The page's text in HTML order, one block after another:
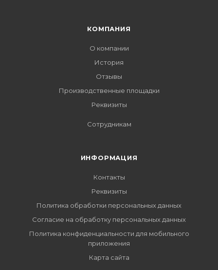
КОМПАНИЯ
О компании
История
Отзывы
Производственные площадки
Реквизиты
Сотрудникам
ИНФОРМАЦИЯ
Контакты
Реквизиты
Политика обработки персональных данных
Согласие на обработку персональных данных
Политика конфиденциальности для мобильного
приложения
Карта сайта